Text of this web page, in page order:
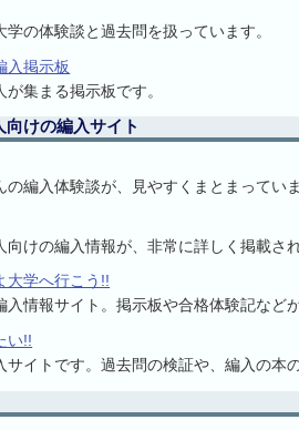
学の体験談と過去問を扱っています。
入掲示板
集まる掲示板です。
けの編入サイト
の編入体験談が、見やすくまとまってい
向けの編入情報が、非常に詳しく掲載さ
学へ行こう!!
入情報サイト。掲示板や合格体験記など
い!!
サイトです。過去問の検証や、編入の本